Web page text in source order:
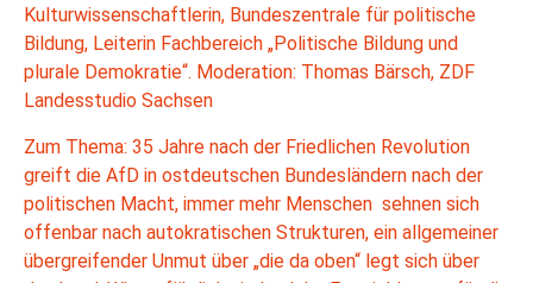
Kulturwissenschaftlerin, Bundeszentrale für politische
Bildung, Leiterin Fachbereich „Politische Bildung und
plurale Demokratie“. Moderation: Thomas Bärsch, ZDF
Landesstudio Sachsen
Zum Thema: 35 Jahre nach der Friedlichen Revolution
greift die AfD in ostdeutschen Bundesländern nach der
politischen Macht, immer mehr Menschen sehnen sich
offenbar nach autokratischen Strukturen, ein allgemeiner
übergreifender Unmut über „die da oben“ legt sich über